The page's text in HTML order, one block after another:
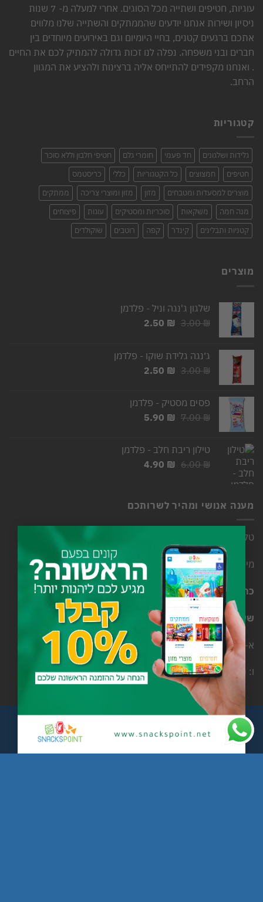
עוגיות, חטיפים ושתייה מכל הסוגים. אחרי למעלה מ- 7 שנות
ניסיון ושירות אנחנו יודעים שהממתקים והשתייה שלנו מלווים
אתכם ברגעים קטנים, בחיי היומיום וגם באירועים מיוחדים בין
חברים ובני משפחה. נפלה לנו זכות גדולה להמתיק לכם את החיים
. ואנחנו מקפידים להתייחס אליה ברצינות ולהציע את המגוון
הרחב.
קטגוריות
גלידות ושלגונים חד פעמי חומרי גלם
חטיפי חלבון וללא סוכר
חטיפים
חמצוצים כל הקטגוריות כללי
כריסטמס
מוצרים למסעדות ומטבחים
מזון מזון ומוצרי צריכה
ממתקים
מנה חמה
משקאות סוכריות ומסטיקים עוגות
פיצוחים
קטניות ותבלינים
קינדר קפה רוטבים שוקולדים
מוצרים
שלגון ג'נגה וניל - פלדמן
3.00₪
המחיר
3.00 ₪.
2.50 ₪
המחיר
2.50 ₪.
ג׳נגה גלידת שוקו - פלדמן
3.00₪
המחיר
3.00 ₪.
2.50 ₪
המחיר
2.50 ₪.
פסים מסטיק - פלדמן
7.00₪
המחיר
7.00 ₪.
5.90 ₪
המחיר
5.90 ₪.
טילון ריבת חלב - פלדמן
6.00₪
המחיר
6.00 ₪.
4.90 ₪
המחיר
4.90 ₪.
מענה אנושי ומהיר לשרותכם
טלפון ו-ווטסאפ: 052-5036616
מייל לשליחת פניות עסקיות: info@snackspoint.net
כתובת: בועינה נג’ידאת, רחוב אל סלאם מס’ 25
שעות פעילות:
א-ה: 8:30-18:00
ו: 8:30-14:30
Copyright 2026 ©Itekx